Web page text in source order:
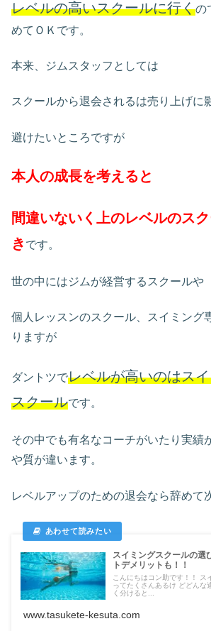
レベルの高いスクールに行くの
めてＯＫです。
本来、ジムスタッフとしては
スクールから退会されるは売り上げに
避けたいところですが
本人の成長を考えると
間違いないく上のレベルのス
き です。
世の中にはジムが経営するスクールや
個人レッスンのスクール、スイミング
りますが
ダントツでレベルが高いのはス
スクールです。
その中でも有名なコーチがいたり実績
や質が違います。
レベルアップのための退会なら辞めて
スイミングスクールの選
トデメリットも！！
こんにちはコン助です！！ ス
ってたくさんあるけ どどんな
く分けると...
www.tasukete-kesuta.com